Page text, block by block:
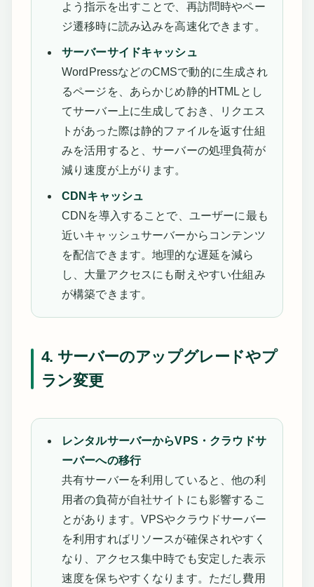
よう指示を出すことで、再訪問時やペー
ジ遷移時に読み込みを高速化できます。
サーバーサイドキャッシュ
WordPressなどのCMSで動的に生成され
るページを、あらかじめ静的HTMLとし
てサーバー上に生成しておき、リクエス
トがあった際は静的ファイルを返す仕組
みを活用すると、サーバーの処理負荷が
減り速度が上がります。
CDNキャッシュ
CDNを導入することで、ユーザーに最も
近いキャッシュサーバーからコンテンツ
を配信できます。地理的な遅延を減ら
し、大量アクセスにも耐えやすい仕組み
が構築できます。
4. サーバーのアップグレードやプ
ラン変更
レンタルサーバーからVPS・クラウドサ
ーバーへの移行
共有サーバーを利用していると、他の利
用者の負荷が自社サイトにも影響するこ
とがあります。VPSやクラウドサーバー
を利用すればリソースが確保されやすく
なり、アクセス集中時でも安定した表示
速度を保ちやすくなります。ただし費用